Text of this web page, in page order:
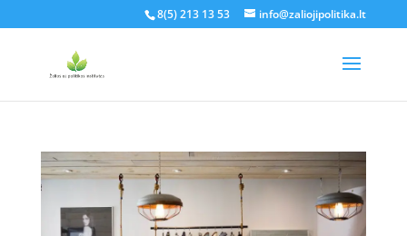
8(5) 213 13 53 info@zaliojipolitika.lt